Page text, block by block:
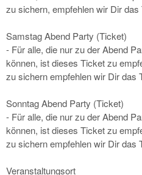
zu sichern, empfehlen wir Dir
Samstag Abend Party (Ticket)
- Für alle, die nur zu der Abend
können, ist dieses Ticket zu
zu sichern empfehlen wir Dir das
Sonntag Abend Party (Ticket)
- Für alle, die nur zu der Abend
können, ist dieses Ticket zu
zu sichern empfehlen wir Dir das
Veranstaltungsort